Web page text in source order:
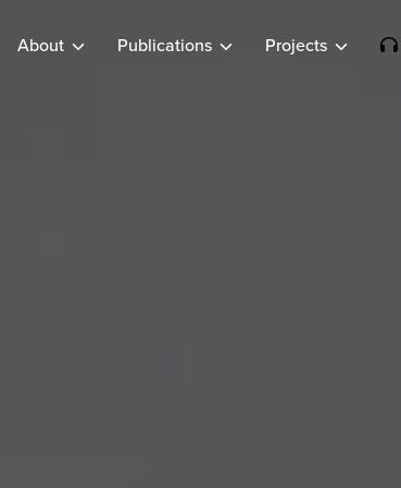
About Publications Projects